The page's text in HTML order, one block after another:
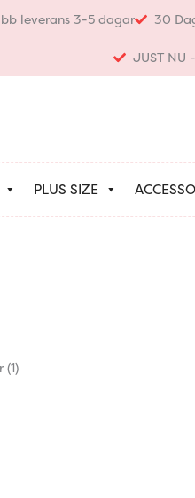
leverans 3-5 dagar 30
JUST NU
PLUS SIZE
(1)